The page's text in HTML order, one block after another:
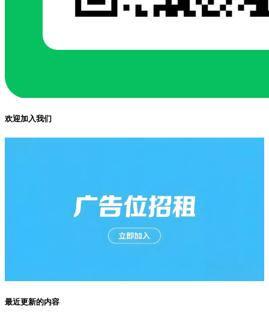
欢迎加入我们
最近更新的内容